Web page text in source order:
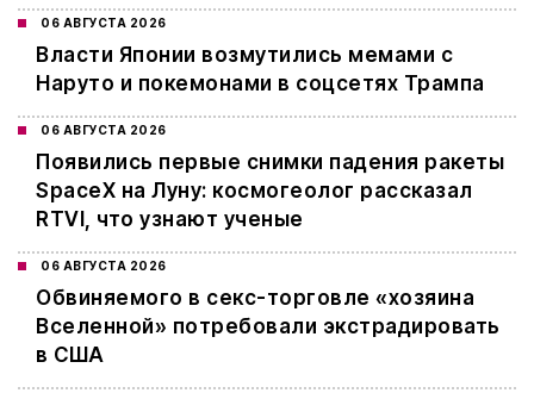
06 АВГУСТА 2026
Власти Японии возмутились мемами с
Наруто и покемонами в соцсетях Трампа
06 АВГУСТА 2026
Появились первые снимки падения ракеты
SpaceX на Луну: космогеолог рассказал
RTVI, что узнают ученые
06 АВГУСТА 2026
Обвиняемого в секс-торговле «хозяина
Вселенной» потребовали экстрадировать
в США